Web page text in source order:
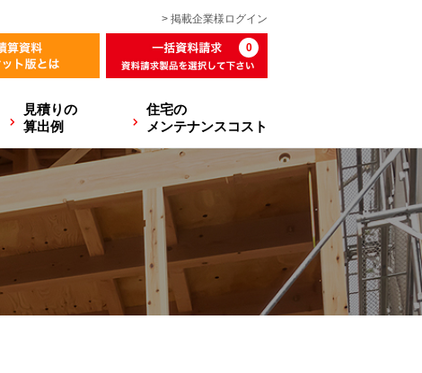
> 掲載企業様 ログイン
0
見積りの
算出例
住宅の
メンテナンスコスト